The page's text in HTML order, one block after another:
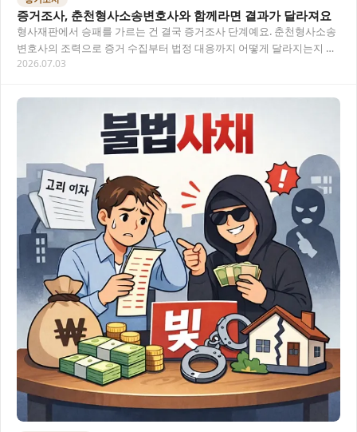
증거조사, 춘천형사소송변호사와 함께라면 결과가 달라져요
형사재판에서 승패를 가르는 건 결국 증거조사 단계예요. 춘천형사소송
변호사의 조력으로 증거 수집부터 법정 대응까지 어떻게 달라지는지 핵
심만 정리했어요. 목차 증거조사란 무엇인가요?…
2026.07.03